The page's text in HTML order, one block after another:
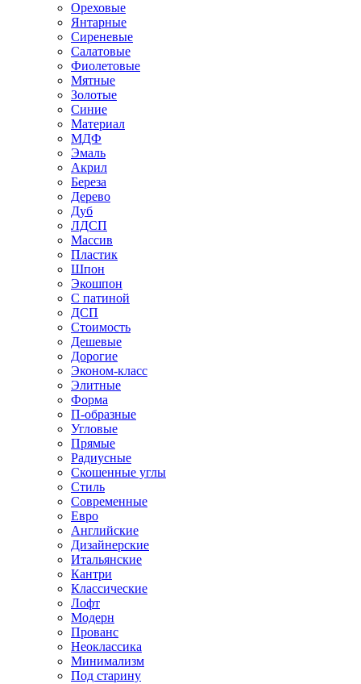
Ореховые
Янтарные
Сиреневые
Салатовые
Фиолетовые
Мятные
Золотые
Синие
Материал
МДФ
Эмаль
Акрил
Береза
Дерево
Дуб
ЛДСП
Массив
Пластик
Шпон
Экошпон
С патиной
ДСП
Стоимость
Дешевые
Дорогие
Эконом-класс
Элитные
Форма
П-образные
Угловые
Прямые
Радиусные
Скошенные углы
Стиль
Современные
Евро
Английские
Дизайнерские
Итальянские
Кантри
Классические
Лофт
Модерн
Прованс
Неоклассика
Минимализм
Под старину